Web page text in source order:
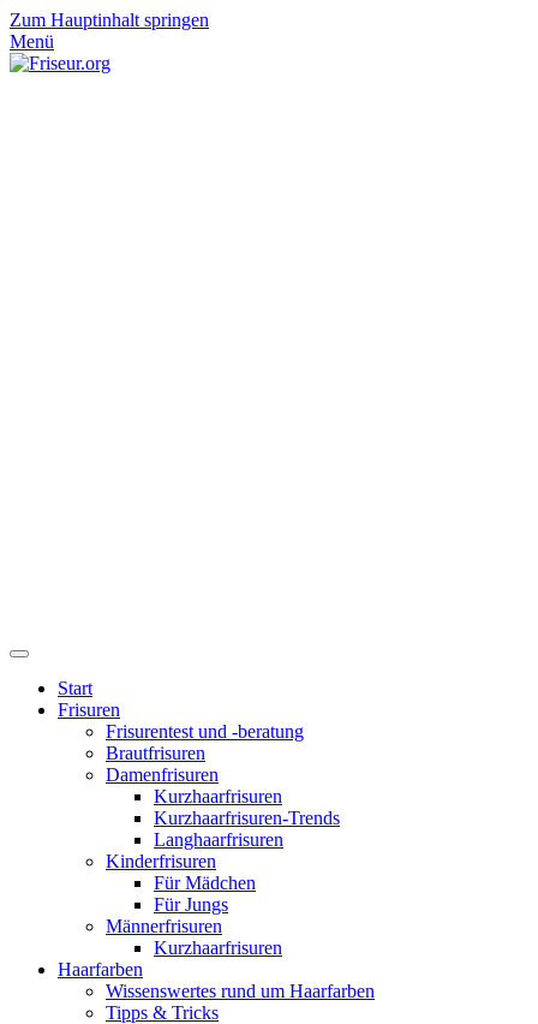
Zum Hauptinhalt springen
Menü
Start
Frisuren
Frisurentest und -beratung
Brautfrisuren
Damenfrisuren
Kurzhaarfrisuren
Kurzhaarfrisuren-Trends
Langhaarfrisuren
Kinderfrisuren
Für Mädchen
Für Jungs
Männerfrisuren
Kurzhaarfrisuren
Haarfarben
Wissenswertes rund um Haarfarben
Tipps & Tricks